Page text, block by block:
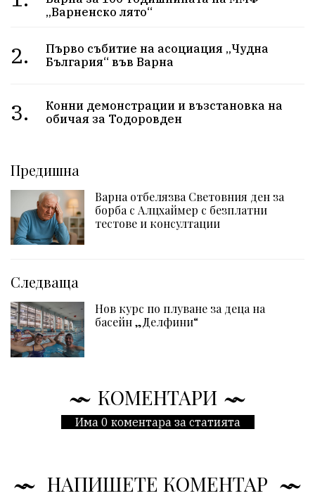
„Варненско лято“
2.
Първо събитие на асоциация „Чудна
България“ във Варна
3.
Конни демонстрации и възстановка на
обичая за Тодоровден
Предишна
Варна отбелязва Световния ден за
борба с Алцхаймер с безплатни
тестове и консултации
Следваща
Нов курс по плуване за деца на
басейн „Делфини“
КОМЕНТАРИ
Има 0 коментара за статията
НАПИШЕТЕ КОМЕНТАР